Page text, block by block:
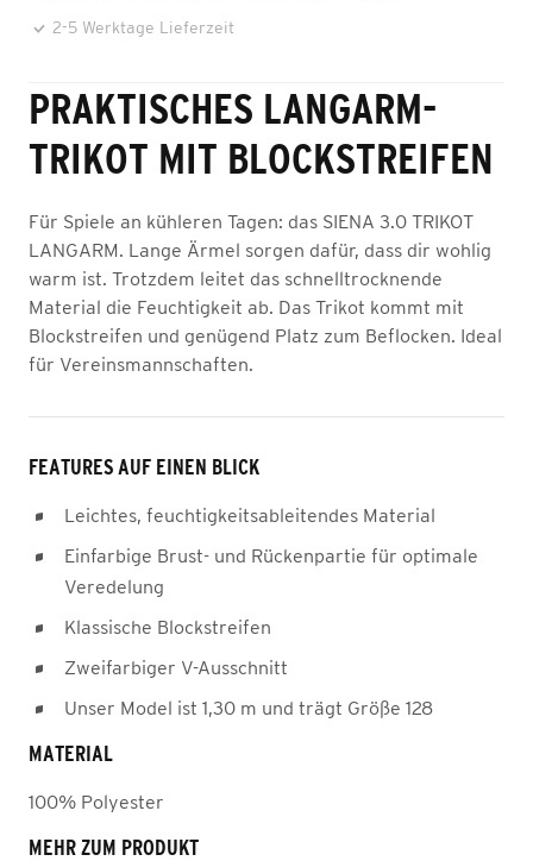
2-5 Werktage Lieferzeit
PRAKTISCHES LANGARM-
TRIKOT MIT BLOCKSTREIFEN
Für Spiele an kühleren Tagen: das SIENA 3.0 TRIKOT
LANGARM. Lange Ärmel sorgen dafür, dass dir wohlig
warm ist. Trotzdem leitet das schnelltrocknende
Material die Feuchtigkeit ab. Das Trikot kommt mit
Blockstreifen und genügend Platz zum Beflocken. Ideal
für Vereinsmannschaften.
FEATURES AUF EINEN BLICK
Leichtes, feuchtigkeitsableitendes Material
Einfarbige Brust- und Rückenpartie für optimale
Veredelung
Klassische Blockstreifen
Zweifarbiger V-Ausschnitt
Unser Model ist 1,30 m und trägt Größe 128
MATERIAL
100% Polyester
MEHR ZUM PRODUKT